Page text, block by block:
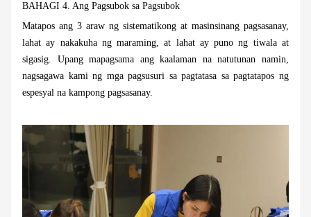
BAHAGI 4. Ang Pagsubok sa Pagsubok
Matapos ang 3 araw ng sistematikong at masinsinang pagsasanay,
lahat ay nakakuha ng maraming, at lahat ay puno ng tiwala at
sigasig. Upang mapagsama ang kaalaman na natutunan namin,
nagsagawa kami ng mga pagsusuri sa pagtatasa sa pagtatapos ng
espesyal na kampong pagsasanay.